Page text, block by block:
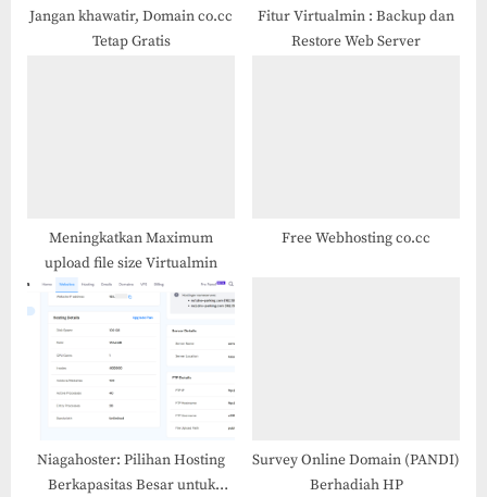
t
Jangan khawatir, Domain co.cc
Tetap Gratis
Fitur Virtualmin : Backup dan
Restore Web Server
Meningkatkan Maximum
upload file size Virtualmin
Free Webhosting co.cc
Niagahoster: Pilihan Hosting
Berkapasitas Besar untuk
Survey Online Domain (PANDI)
Berhadiah HP